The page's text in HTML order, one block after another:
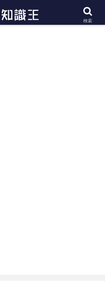
・豆知識を幅広く紹介
検索